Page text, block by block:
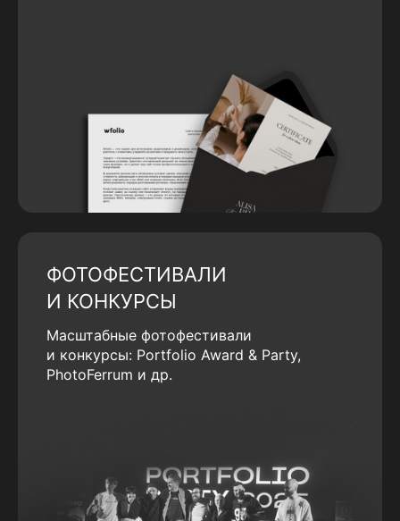
ФОТОФЕСТИВАЛИ
И КОНКУРСЫ
Масштабные фотофестивали
и конкурсы: Portfolio Award & Party,
PhotoFerrum и др.